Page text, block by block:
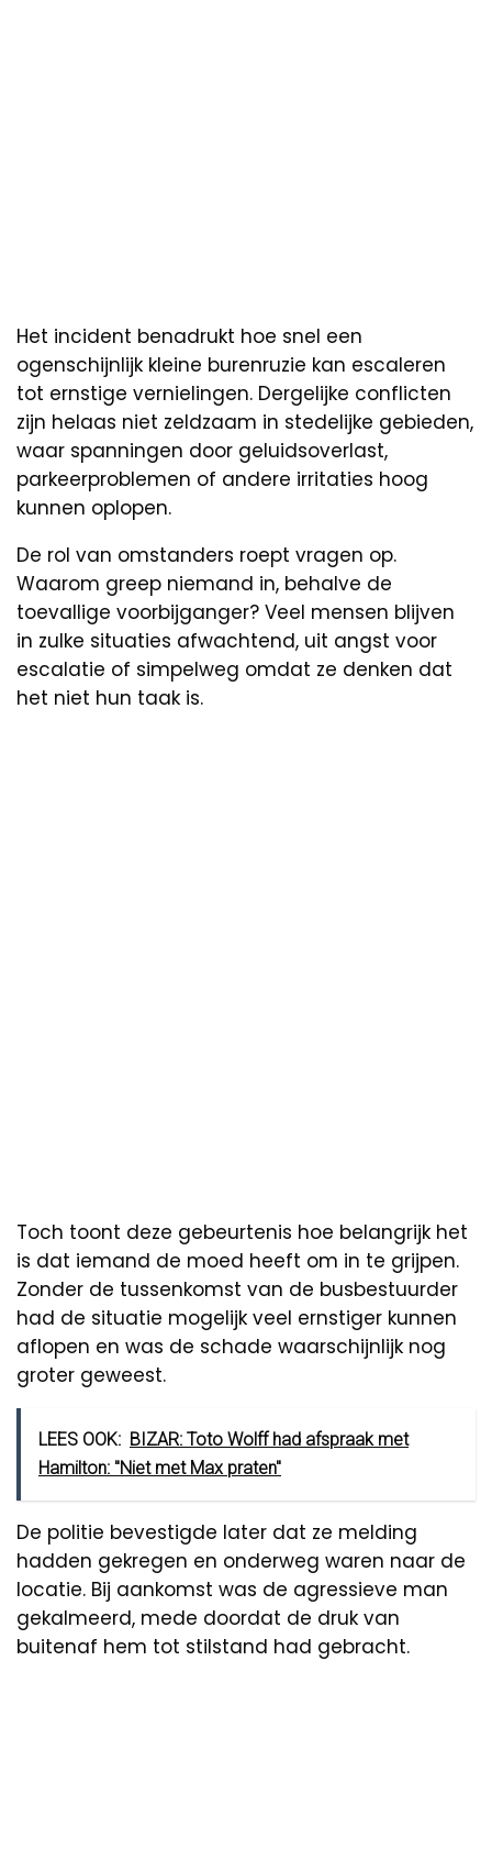
Het incident benadrukt hoe snel een
ogenschijnlijk kleine burenruzie kan escaleren
tot ernstige vernielingen. Dergelijke conflicten
zijn helaas niet zeldzaam in stedelijke gebieden,
waar spanningen door geluidsoverlast,
parkeerproblemen of andere irritaties hoog
kunnen oplopen.
De rol van omstanders roept vragen op.
Waarom greep niemand in, behalve de
toevallige voorbijganger? Veel mensen blijven
in zulke situaties afwachtend, uit angst voor
escalatie of simpelweg omdat ze denken dat
het niet hun taak is.
Toch toont deze gebeurtenis hoe belangrijk het
is dat iemand de moed heeft om in te grijpen.
Zonder de tussenkomst van de busbestuurder
had de situatie mogelijk veel ernstiger kunnen
aflopen en was de schade waarschijnlijk nog
groter geweest.
LEES OOK: BIZAR: Toto Wolff had afspraak met
Hamilton: ''Niet met Max praten''
De politie bevestigde later dat ze melding
hadden gekregen en onderweg waren naar de
locatie. Bij aankomst was de agressieve man
gekalmeerd, mede doordat de druk van
buitenaf hem tot stilstand had gebracht.